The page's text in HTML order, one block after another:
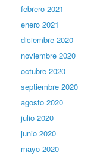
febrero 2021
enero 2021
diciembre 2020
noviembre 2020
octubre 2020
septiembre 2020
agosto 2020
julio 2020
junio 2020
mayo 2020